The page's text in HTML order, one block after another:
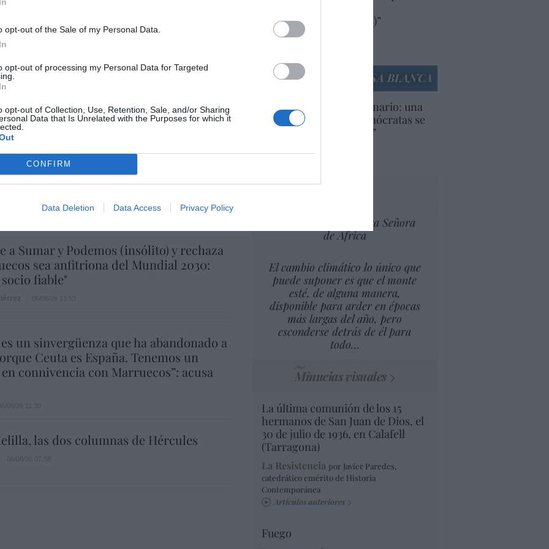
opt-out of the Sale of my Personal Data.
opt-out of processing my Personal Data for Targeted
opt-out of Collection, Use, Retention, Sale, and/or Sharing
Data that Is Unrelated with the Purposes for which it
CONFIRM
Data Deletion Data Access Privacy Policy
en España, pero reduce por primera
06/08/26 14:18
Modi hostigan a un sacerdote católico
08/26 14:09
interés el menor o el superior interés
a Sumar y Podemos (insólito) y rechaza
sea anfitriona del Mundial 2030:
fiable"
un sinvergüenza que ha abandonado a
Ceuta es España. Tenemos un
connivencia con Marruecos”: acusa
las dos columnas de Hércules
americanas (y europeas)”
por Ana Sánchez Arjona
LA CASA BLANCA
EEUU. Inquietante escenario: una
tercera parte de los demócratas se
define como “socialista”
Ceuta celebra Nuestra Señora
de África
El cambio climático lo único que
puede suponer es que el monte
esté, de alguna manera,
disponible para arder en épocas
más largas del año, pero
esconderse detrás de él para
todo…
Minucias visuales
La última comunión de los 15
hermanos de San Juan de Dios, el
30 de julio de 1936, en Calafell
(Tarragona)
La Resistencia por Javier Paredes,
catedrático emérito de Historia
Contemporánea
Artículos anteriores
Fuego